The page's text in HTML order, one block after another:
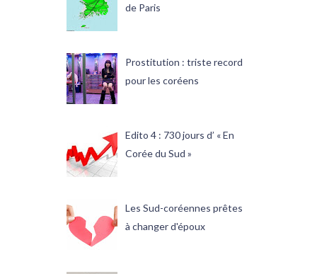
de Paris
Prostitution : triste record
pour les coréens
Edito 4 : 730 jours d’ « En
Corée du Sud »
Les Sud-coréennes prêtes
à changer d'époux